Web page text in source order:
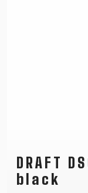
DRAFT
black